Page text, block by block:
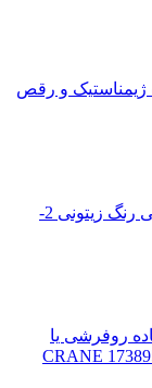
و رقص
پیراهن اسپرت نخی زنانه برند اسمارا اصل آلمانی رنگ زیتونی 2-
روفرشی یا